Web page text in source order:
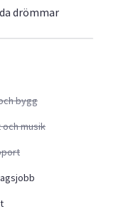
drömmar
bygg
musik